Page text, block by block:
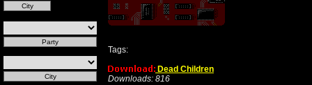
Tags:
Dead Children
Downloads: 816